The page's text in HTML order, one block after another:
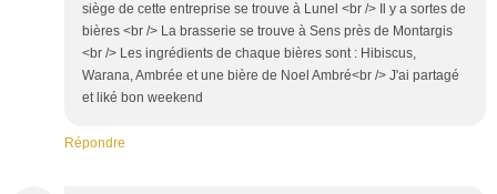
siège de cette entreprise se trouve à Lunel <br /> Il y a sortes de
bières <br /> La brasserie se trouve à Sens près de Montargis
<br /> Les ingrédients de chaque bières sont : Hibiscus,
Warana, Ambrée et une bière de Noel Ambré<br /> J'ai partagé
et liké bon weekend
Répondre